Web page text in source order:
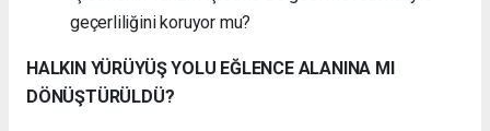
geçerliliğini koruyor mu?
HALKIN YÜRÜYÜŞ YOLU EĞLENCE ALANINA MI
DÖNÜŞTÜRÜLDÜ?